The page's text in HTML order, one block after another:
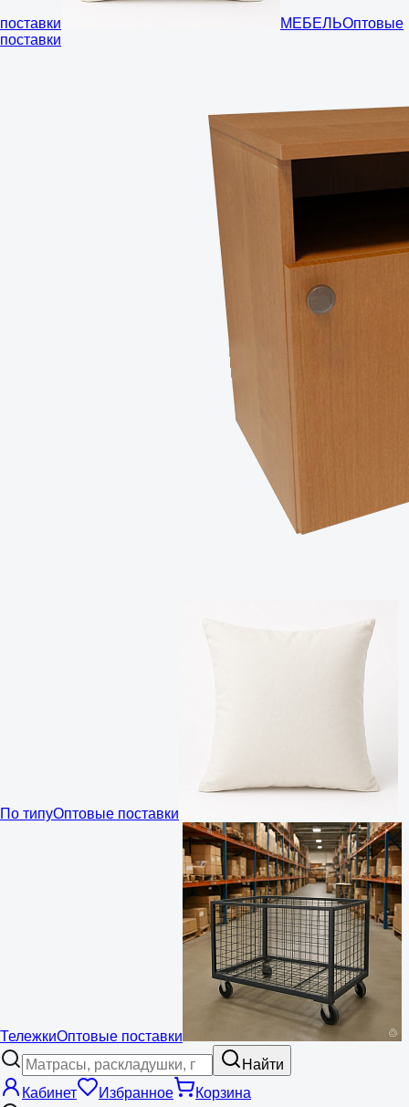
поставки МЕБЕЛЬОптовые
поставки
По типуОптовые поставки
ТележкиОптовые поставки
Найти
Кабинет
Избранное Корзина